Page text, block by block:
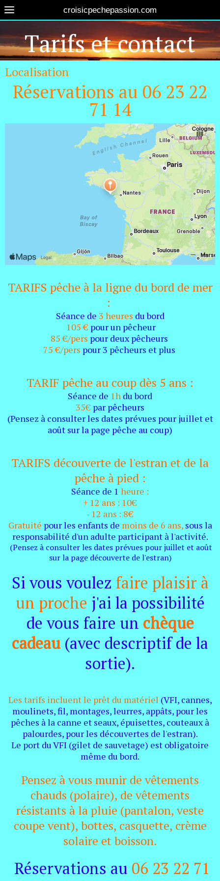
croisicpechepassion.com
Tarifs et contact
Localisation
Réservations au 06 23 22
71 14
TARIFS pêche à la ligne du bord de mer
:
Séance de 3 heures du bord
105 € pour un pêcheur
85 €/pers pour deux pêcheurs
75 €/pers pour 3 pêcheurs et plus
TARIF pêche au coup dès 5 ans :
Séance de 1h du bord
35€ par pêcheurs
(Pensez à consulter les dates prévues pour juillet et
août sur la page pêche au coup)
TARIFS découverte de l'estran et de la
pêche à pied :
Séance de 1 heure :
+ 12 ans : 10€
- 12 ans : 8€
Gratuité pour les enfants de moins de 6 ans,sous la
responsabilité d'un adulte participant à l'activité.
(Pensez à consulter les dates prévues pour juillet et août
sur la page découverte de l'estran)
Si vous voulez faire plaisir à
un proche j'ai la possibilité
de vous faire un chèque
cadeau (avec descriptif de la
sortie).
Les tarifs incluent le prêt du matériel (VFI, cannes,
moulinets, fil, montages, leurres, appâts, pour les
pêches à la canne et seaux, épuisettes, couteaux à
palourdes, pour les découvertes de l'estran).
Le port du VFI (gilet de sauvetage) est obligatoire
même du bord.
Pensez à vous munir de vêtements
chauds (polaire), de vêtements
résistants à la pluie (pantalon, veste
coupe vent), bottes, casquette, crème
solaire et boisson.
Réservations au 06 23 22 71